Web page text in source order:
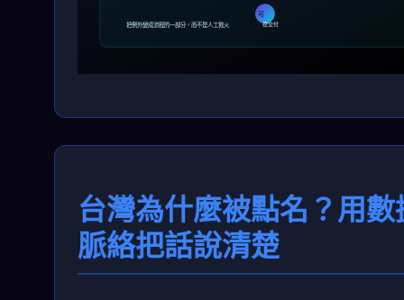
可
控交付
把例外變成流程的一部分，而不是人工救火
台灣為什麼被點名？用數
脈絡把話說清楚